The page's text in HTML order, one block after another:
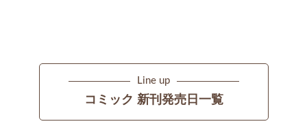
Line up
コミック 新刊発売日一覧